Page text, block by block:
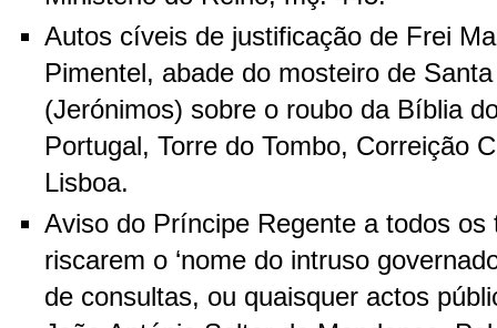
Autos cíveis de justificação de Frei
Pimentel, abade do mosteiro de
(Jerónimos) sobre o roubo da Bíblia
Portugal, Torre do Tombo, Correição
Lisboa.
Aviso do Príncipe Regente a todos os
riscarem o ‘nome do intruso
de consultas, ou quaisquer actos